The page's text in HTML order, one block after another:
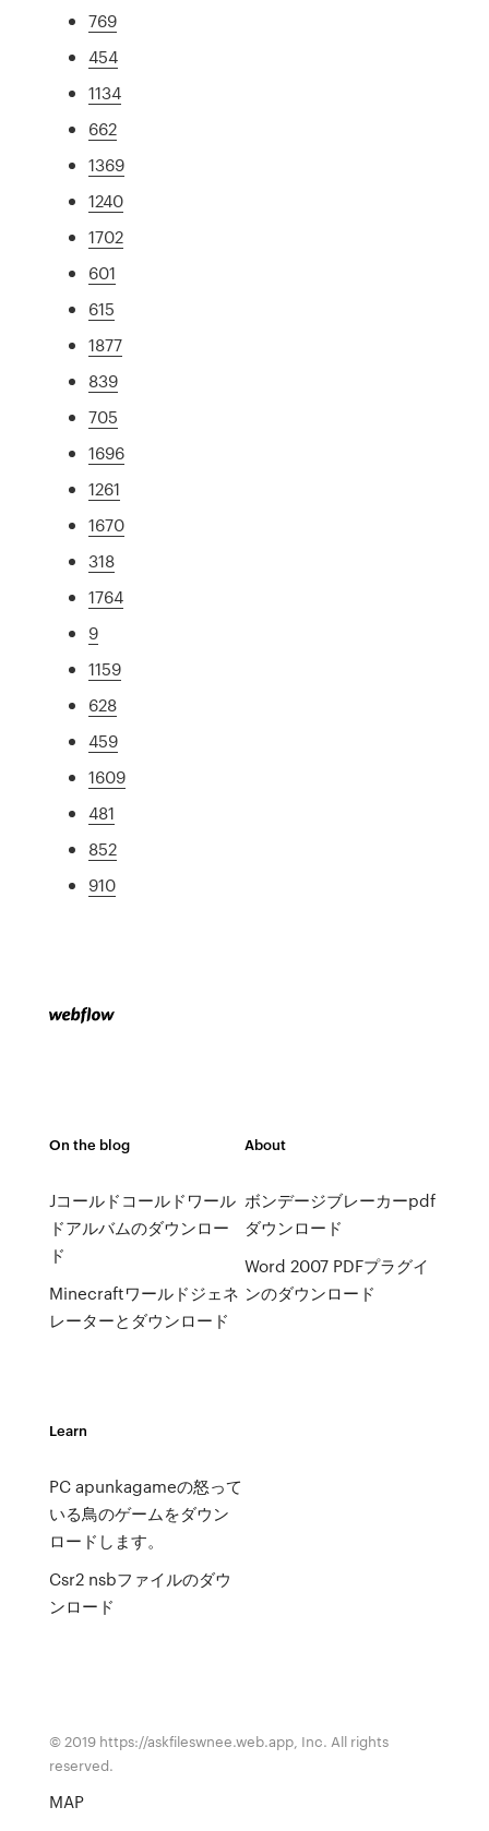
769
454
1134
662
1369
1240
1702
601
615
1877
839
705
1696
1261
1670
318
1764
9
1159
628
459
1609
481
852
910
On the blog
Jコールドコールドワール
ドアルバムのダウンロー
ド
Minecraftワールドジェネ
レーターとダウンロード
About
ボンデージブレーカーpdf
ダウンロード
Word 2007 PDFプラグイ
ンのダウンロード
Learn
PC apunkagameの怒って
いる鳥のゲームをダウン
ロードします。
Csr2 nsbファイルのダウ
ンロード
© 2019 https://askfileswnee.web.app, Inc. All rights
reserved.
MAP